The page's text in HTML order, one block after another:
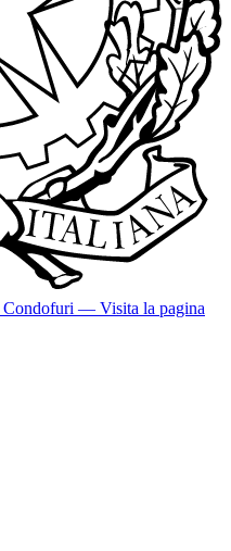
Condofuri — Visita la pagina